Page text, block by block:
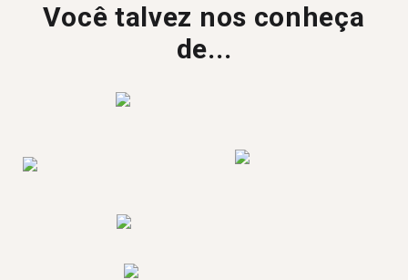
Você talvez nos conheça
de...